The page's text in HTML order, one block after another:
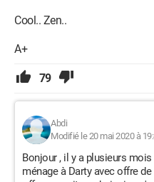
Cool.. Zen..
A+
79
Abdi
Modifié le 20 mai 2020 à
Bonjour , il y a plusieurs
ménage à Darty avec offre